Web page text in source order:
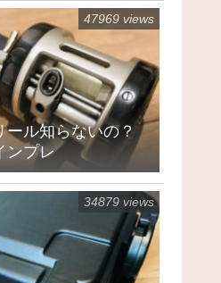
ール知らないの？
ンプレ
47969 views
34879 views